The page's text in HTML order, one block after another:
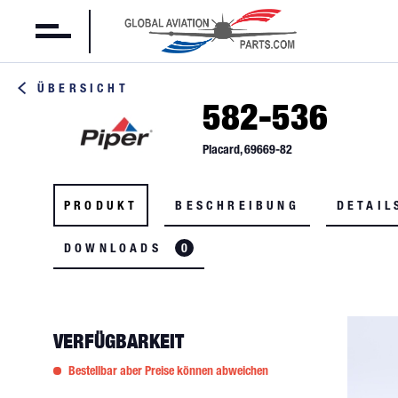
ÜBERSICHT
582-536
Placard, 69669-82
PRODUKT BESCHREIBUNG
DOWNLOADS 0
VERFÜGBARKEIT
Bestellbar aber Preise können abweichen